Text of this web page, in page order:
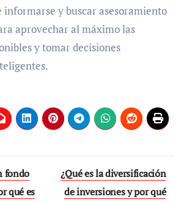
y buscar asesoramiento
aprovechar al máximo las
y tomar decisiones
fondo
qué es
¿Qué es la diversificación
de inversiones y por qué